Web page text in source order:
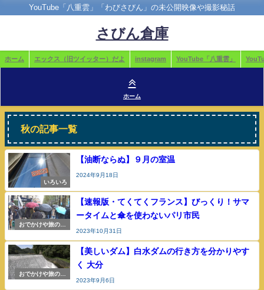
YouTube「八重雲」「わびさびん」の未公開映像や撮影秘話
さびん倉庫
ホーム エックス（旧ツイッター）だよ instagram YouTube「八重雲」
ホーム
秋の記事一覧
いろいろ
【油断ならぬ】９月の室温
2024年9月18日
おでかけや旅の参
【速報版・てくてくフランス】びっくり！サマ
ータイムと傘を使わないパリ市民
2023年10月31日
おでかけや旅の参
【美しいダム】白水ダムの行き方を分かりやす
く 大分
2023年9月6日